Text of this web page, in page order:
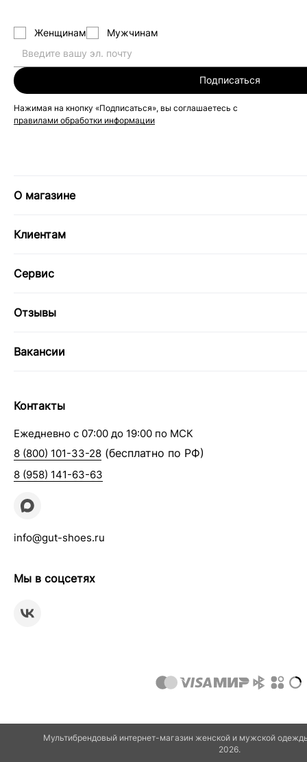
Женщинам Мужчинам
Подписаться
Нажимая на кнопку «Подписаться», вы соглашаетесь с
правилами обработки информации
О магазине
Клиентам
Сервис
Отзывы
Вакансии
Контакты
Ежедневно с 07:00 до 19:00 по МСК
8 (800) 101-33-28 (бесплатно по РФ)
8 (958) 141-63-63
info@gut-shoes.ru
Мы в соцсетях
Мультибрендовый интернет-магазин женской и мужской
2026.